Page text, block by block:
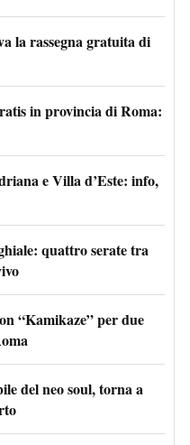
la rassegna gratuita di
in provincia di Roma:
e Villa d’Este: info,
quattro serate tra
“Kamikaze” per due
del neo soul, torna a